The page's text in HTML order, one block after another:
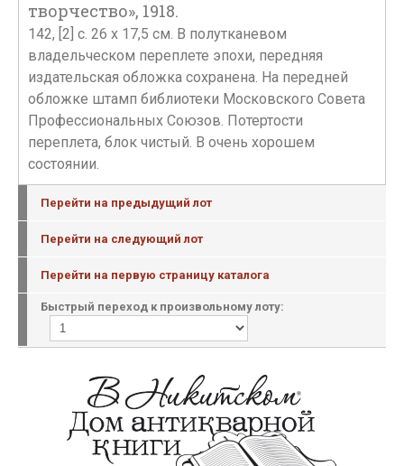
творчество», 1918.
142, [2] с. 26 х 17,5 см. В полутканевом
владельческом переплете эпохи, передняя
издательская обложка сохранена. На передней
обложке штамп библиотеки Московского Совета
Профессиональных Союзов. Потертости
переплета, блок чистый. В очень хорошем
состоянии.
Перейти на предыдущий лот
Перейти на следующий лот
Перейти на первую страницу каталога
Быстрый переход к произвольному лоту: